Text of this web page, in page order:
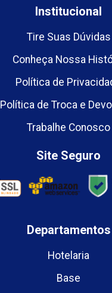
Institucional
Tire Suas Dúvidas
Conheça Nossa
Política de
Política de Troca e
Trabalhe Conosco
Site Seguro
Departamentos
Hotelaria
Base